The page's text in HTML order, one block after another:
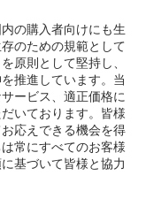
の購入者向けにも生
のための規範として
原則として堅持し、
推進しています。当
ービス、適正価格に
いております。皆様
応えできる機会を得
常にすべてのお客様
基づいて皆様と協力